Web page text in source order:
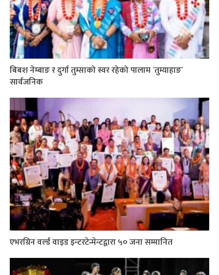
बिबश नेम्बाङ र दुर्गा तुम्साको स्वर रहेको पालाम `तुम्याहाङ´
सार्वजनिक
एभरग्रिन वर्ल्ड वाइड इन्टरटेन्मेन्टद्वारा ५० जना सम्मानित